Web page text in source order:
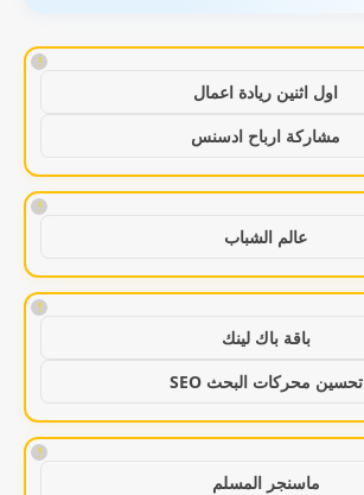
!
اول اثنين ريادة اعمال
مشاركة ارباح ادسنس
!
عالم الشباب
!
باقة باك لينك
تحسين محركات البحث SEO
!
ماسنجر المسلم